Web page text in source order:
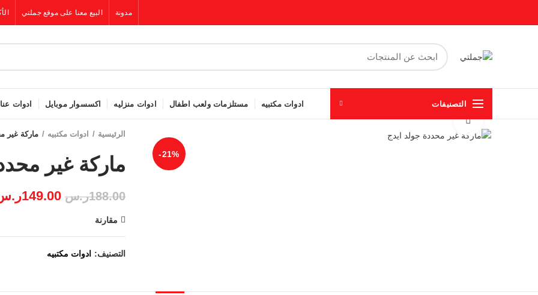
مدونة البيع معنا على موقع جملتي
التصنيفات ادوات مكتبيه مستلزمات ولعب اطفال ادوات منزليه اكسسوار موبايل ادوات
-21%
Click to enlarge
الرئيسية
ادوات مكتبيه
188.00ر.س 149.00
مقارنة
التصنيف: ادوات مكتبيه